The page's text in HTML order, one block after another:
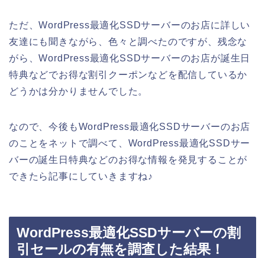
ただ、WordPress最適化SSDサーバーのお店に詳しい
友達にも聞きながら、色々と調べたのですが、残念な
がら、WordPress最適化SSDサーバーのお店が誕生日
特典などでお得な割引クーポンなどを配信しているか
どうかは分かりませんでした。
なので、今後もWordPress最適化SSDサーバーのお店
のことをネットで調べて、WordPress最適化SSDサー
バーの誕生日特典などのお得な情報を発見することが
できたら記事にしていきますね♪
WordPress最適化SSDサーバーの割
引セールの有無を調査した結果！